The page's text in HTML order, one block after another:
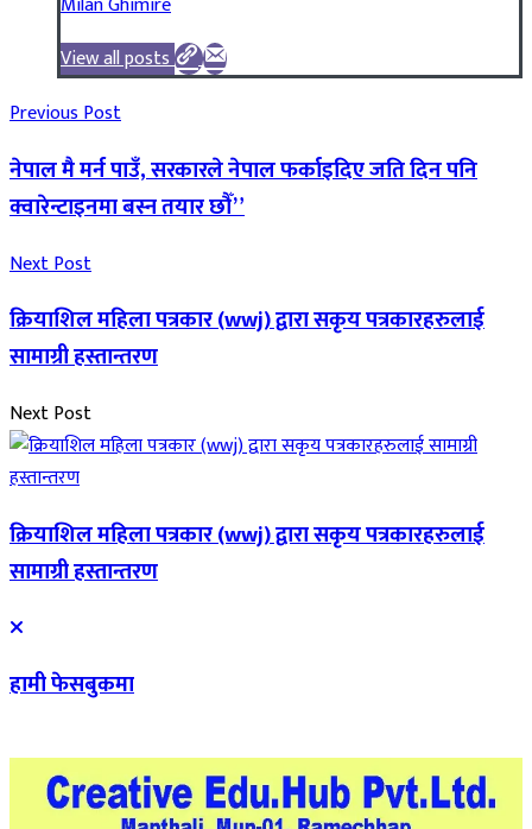
View all posts
Previous Post
नेपाल मै मर्न पाउँ, सरकारले नेपाल फर्काइदिए जति दिन पनि
क्वारेन्टाइनमा बस्न तयार छौँ”
Next Post
क्रियाशिल महिला पत्रकार (wwj) द्वारा सकृय पत्रकारहरुलाई
सामाग्री हस्तान्तरण
Next Post
क्रियाशिल महिला पत्रकार (wwj) द्वारा सकृय पत्रकारहरुलाई
सामाग्री हस्तान्तरण
हामी फेसबुकमा